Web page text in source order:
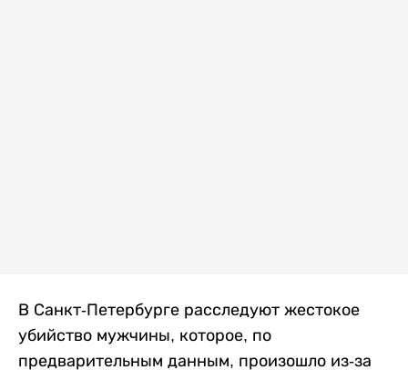
В Санкт-Петербурге расследуют жестокое
убийство мужчины, которое, по
предварительным данным, произошло из-за